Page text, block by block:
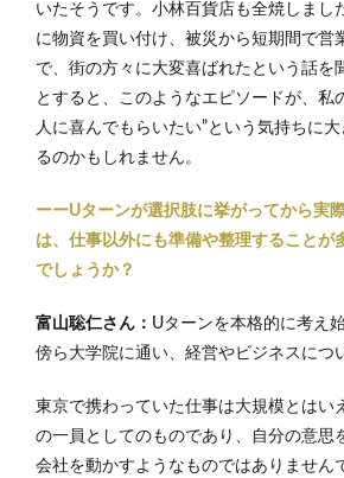
いたそうです。小林百貨店も全焼しまし
に物資を買い付け、被災から短期間で営
で、街の方々に大変喜ばれたという話を
とすると、このようなエピソードが、私
人に喜んでもらいたい”という気持ちに
るのかもしれません。
ーーUターンが選択肢に挙がってから実
は、仕事以外にも準備や整理することが
でしょうか？
富山聡仁さん： Uターンを本格的に考え
傍ら大学院に通い、経営やビジネスにつ
東京で携わっていた仕事は大規模とはい
の一員としてのものであり、自分の意思
会社を動かすようなものではありません